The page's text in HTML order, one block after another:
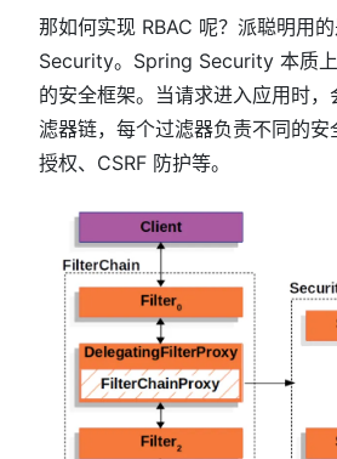
那如何实现 RBAC 呢？派聪明用
Security。Spring Security 本质
的安全框架。当请求进入应用时
滤器链，每个过滤器负责不同的安
授权、CSRF 防护等。